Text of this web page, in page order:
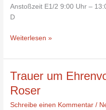
Anstoßzeit E1/2 9:00 Uhr –
D
Weiterlesen »
Trauer um
Roser
Schreibe einen Kommentar /
Trauer
Ehrenvorsitzender
Eugen